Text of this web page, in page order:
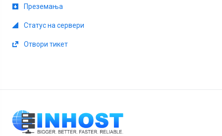
Преземања
Статус на сервери
Отвори тикет